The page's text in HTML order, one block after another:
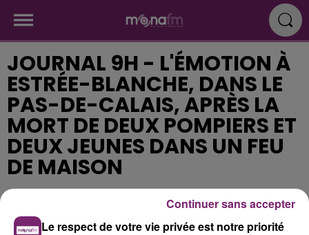
JOURNAL 9H - L'ÉMOTION À
ESTRÉE-BLANCHE, DANS LE
PAS-DE-CALAIS, APRÈS LA
MORT DE DEUX POMPIERS ET
DEUX JEUNES DANS UN FEU
DE MAISON
Publié : 8 janvier 2018 à 9h09
Le respect de votre vie privée est notre priorité
Continuer sans accepter